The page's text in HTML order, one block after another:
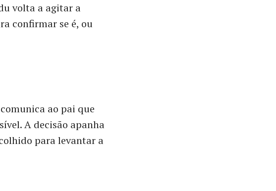
volta a agitar a
confirmar se é, ou
ao pai que
A decisão apanha
para levantar a